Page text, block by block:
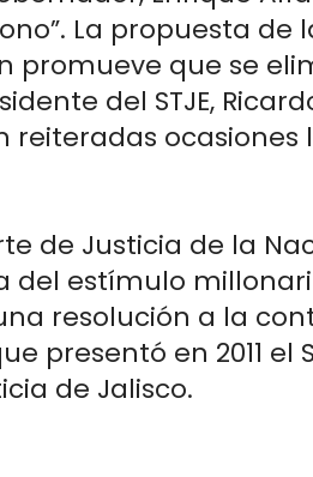
La propuesta de
promueve que se
del STJE,
reiteradas
de Justicia de la
del estímulo
resolución a la
presentó en 2011 el
de Jalisco.